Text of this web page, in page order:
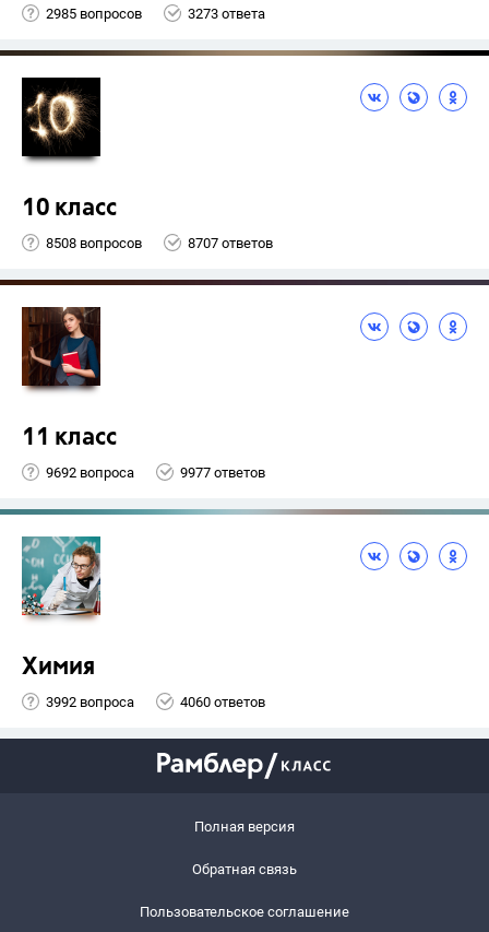
2985 вопросов 3273 ответа
10 класс
8508 вопросов 8707 ответов
11 класс
9692 вопроса 9977 ответов
Химия
3992 вопроса 4060 ответов
Полная версия
Обратная связь
Пользовательское соглашение